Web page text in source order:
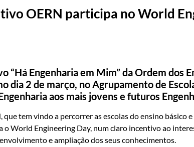
OERN participa no World
“Há Engenharia em Mim” da Ordem dos
dia 2 de março, no Agrupamento de
aos mais jovens e futuros
que tem vindo a percorrer as escolas do ensino básico
o World Engineering Day, num claro incentivo ao
e ampliação dos seus conhecimentos.